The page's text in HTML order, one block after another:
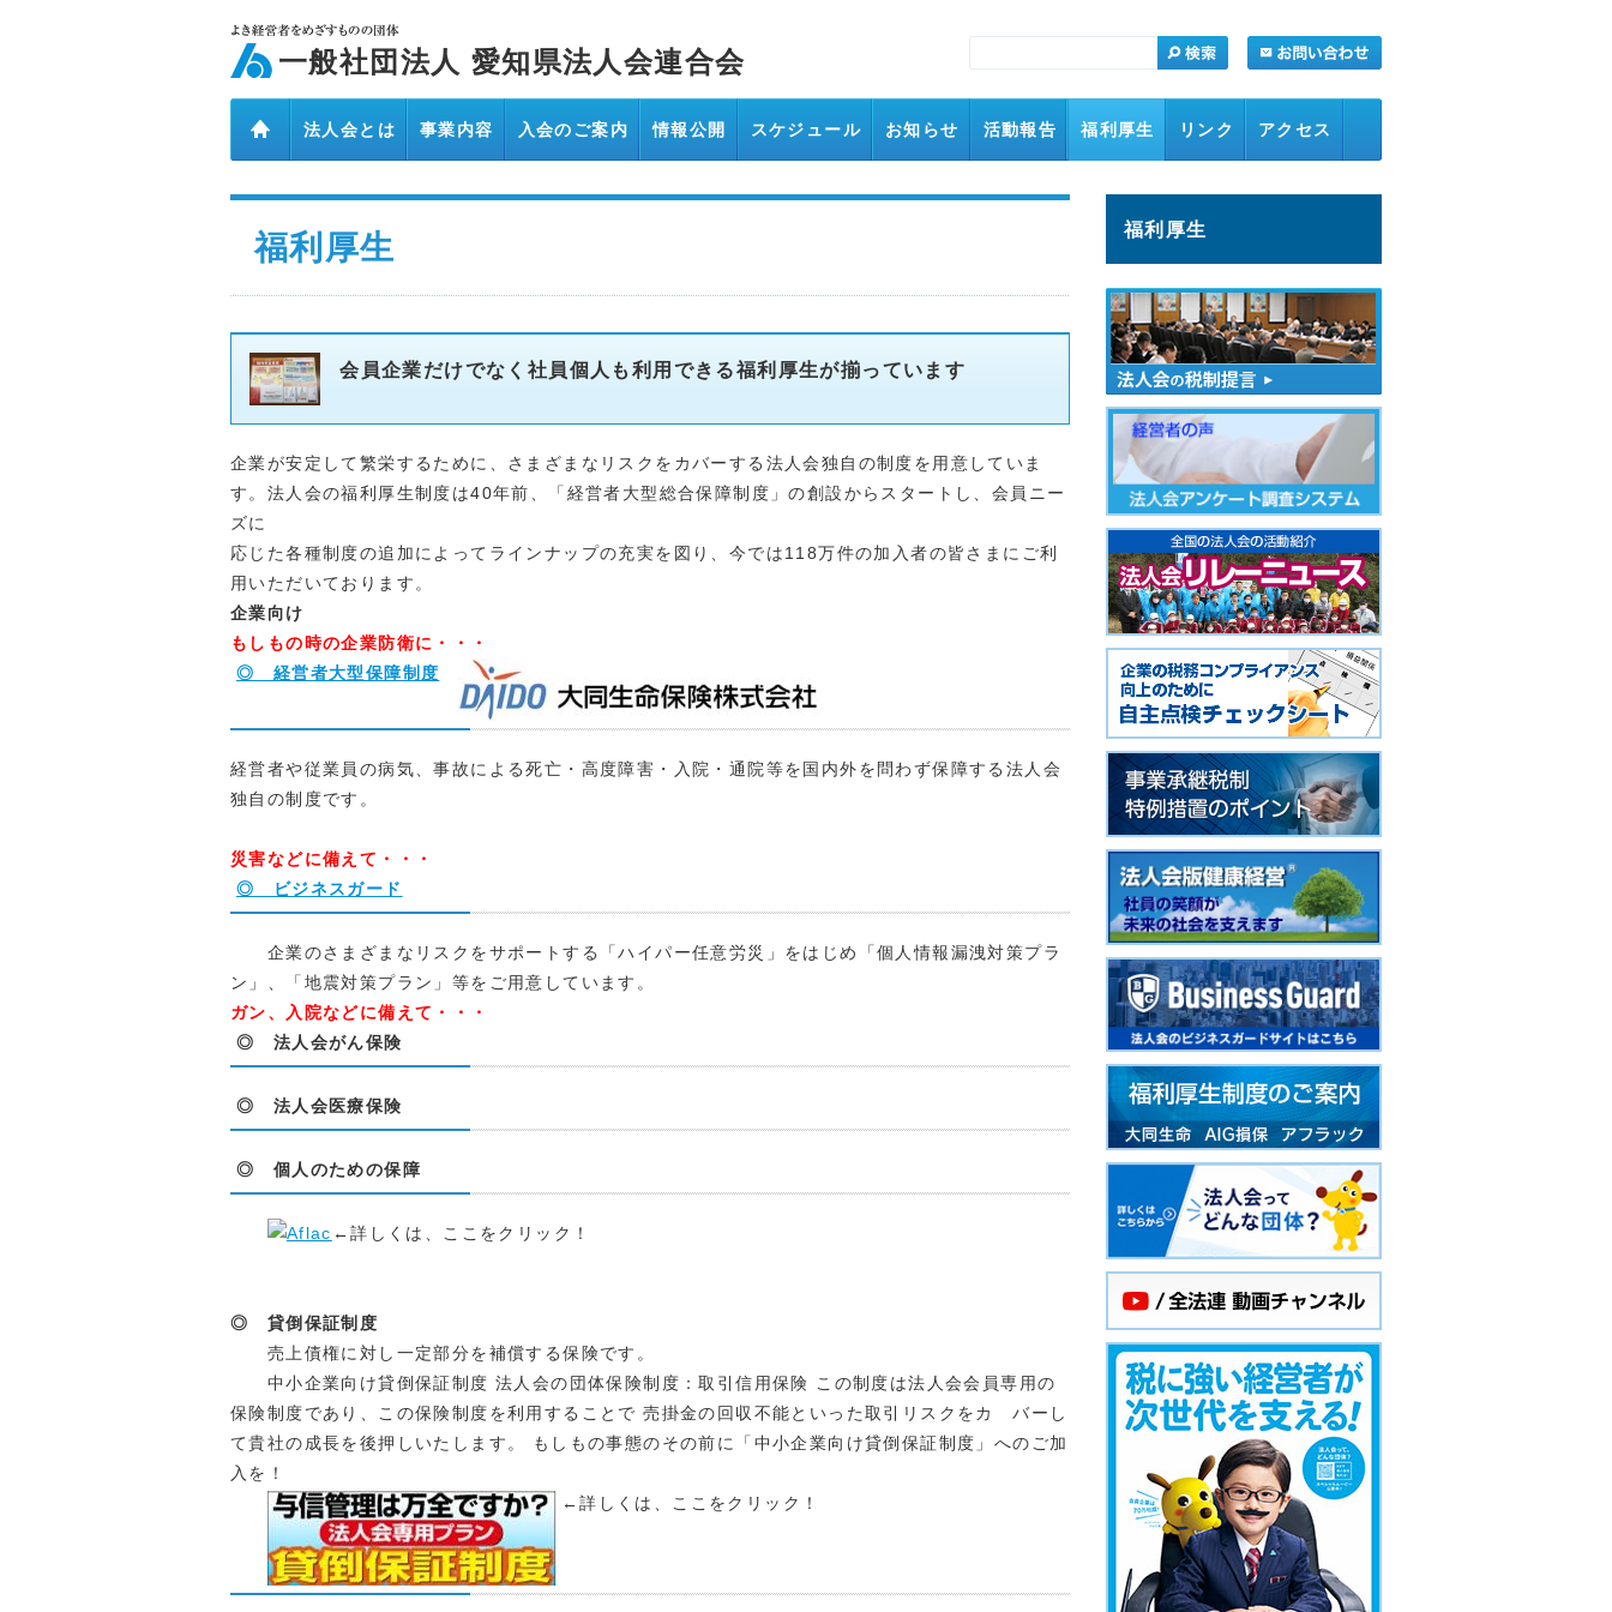
一般社団法人 愛知県法人会連合会
法人会とは 事業内容 入会のご案内 情報公開 スケジュール お知らせ 活動報告 福利厚生 リンク アクセス
福利厚生
会員企業だけでなく社員個人も利用できる福利厚生が揃っています
企業が安定して繁栄するために、さまざまなリスクをカバーする法人会独自の制度を用意していま
す。法人会の福利厚生制度は40年前、「経営者大型総合保障制度」の創設からスタートし、会員ニー
ズに
応じた各種制度の追加によってラインナップの充実を図り、今では118万件の加入者の皆さまにご利
用いただいております。
企業向け
もしもの時の企業防衛に・・・
◎ 経営者大型保障制度
経営者や従業員の病気、事故による死亡・高度障害・入院・通院等を国内外を問わず保障する法人会
独自の制度です。
災害などに備えて・・・
◎ ビジネスガード
企業のさまざまなリスクをサポートする「ハイパー任意労災」をはじめ「個人情報漏洩対策プラ
ン」、「地震対策プラン」等をご用意しています。
ガン、入院などに備えて・・・
◎ 法人会がん保険
◎ 法人会医療保険
◎ 個人のための保障
←詳しくは、ここをクリック！
◎ 貸倒保証制度
売上債権に対し一定部分を補償する保険です。
中小企業向け貸倒保証制度 法人会の団体保険制度：取引信用保険 この制度は法人会会員専用の
保険制度であり、この保険制度を利用することで 売掛金の回収不能といった取引リスクをカ バーし
て貴社の成長を後押しいたします。 もしもの事態のその前に「中小企業向け貸倒保証制度」へのご加
入を！
←詳しくは、ここをクリック！
福利厚生